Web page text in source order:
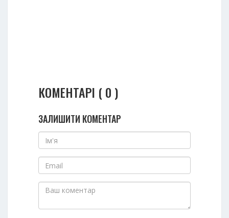
КОМЕНТАРІ ( 0 )
ЗАЛИШИТИ КОМЕНТАР